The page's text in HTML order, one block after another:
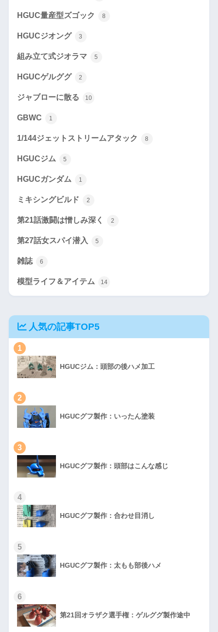
HGUC量産型ズゴック 8
HGUCジオング 3
組み立て式ジオラマ 5
HGUCゲルググ 2
ジャブローに散る 10
GBWC 1
1/144ジェットストリームアタック 8
HGUCジム 5
HGUCガンダム 1
ミキシングビルド 2
第21話激闘は憎しみ深く 2
第27話女スパイ潜入 5
雑誌 6
模型ライフ＆アイテム 14
人気の記事TOP5
1
HGUCジム：頭部の後ハメ加工
2
HGUCグフ製作：いったん塗装
3
HGUCグフ製作：頭部はこんな感じ
4
HGUCグフ製作：合わせ目消し
5
HGUCグフ製作：太もも部後ハメ
6
第21回オラザク選手権：ゲルググ製作途中